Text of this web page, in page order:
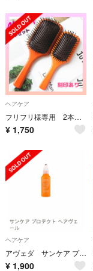
ヘアケア
フリフリ様専用 2本セット
¥ 1,750
ヘアケア
アヴェダ サンケア プロテクト ヘアヴェール
¥ 1,900